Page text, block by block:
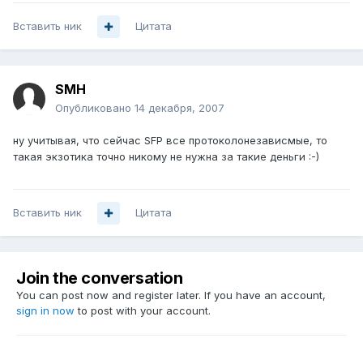
Вставить ник Цитата
SMH
Опубликовано 14 декабря, 2007
ну учитывая, что сейчас SFP все протоколонезависмые, то
такая экзотика точно никому не нужна за такие деньги :-)
Вставить ник Цитата
Join the conversation
You can post now and register later. If you have an account,
sign in now to post with your account.